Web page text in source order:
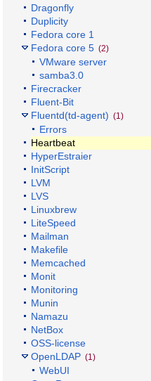
Dragonfly
Duplicity
Fedora core 1
Fedora core 5 (2)
VMware server
samba3.0
Firecracker
Fluent-Bit
Fluentd(td-agent) (1)
Errors
Heartbeat
HyperEstraier
InitScript
LVM
LVS
Linuxbrew
LiteSpeed
Mailman
Makefile
Memcached
Monit
Monitoring
Munin
Namazu
NetBox
OSS-license
OpenLDAP (1)
WebUI